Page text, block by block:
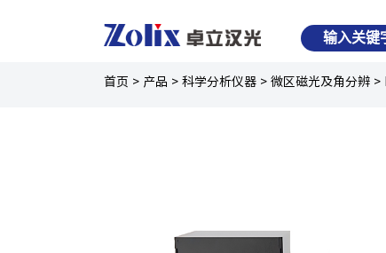
首页 > 产品 >科学分析仪器 >微区磁光及角分辨 >